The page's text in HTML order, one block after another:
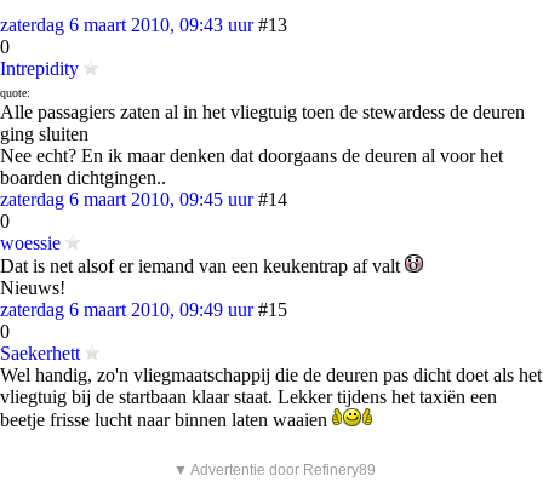
zaterdag 6 maart 2010, 09:43 uur #13
0
Intrepidity
quote:
Alle passagiers zaten al in het vliegtuig toen de stewardess de deuren
ging sluiten
Nee echt? En ik maar denken dat doorgaans de deuren al voor het
boarden dichtgingen..
zaterdag 6 maart 2010, 09:45 uur #14
0
woessie
Dat is net alsof er iemand van een keukentrap af valt
Nieuws!
zaterdag 6 maart 2010, 09:49 uur #15
0
Saekerhett
Wel handig, zo'n vliegmaatschappij die de deuren pas dicht doet als het
vliegtuig bij de startbaan klaar staat. Lekker tijdens het taxiën een
beetje frisse lucht naar binnen laten waaien
▼ Advertentie door Refinery89